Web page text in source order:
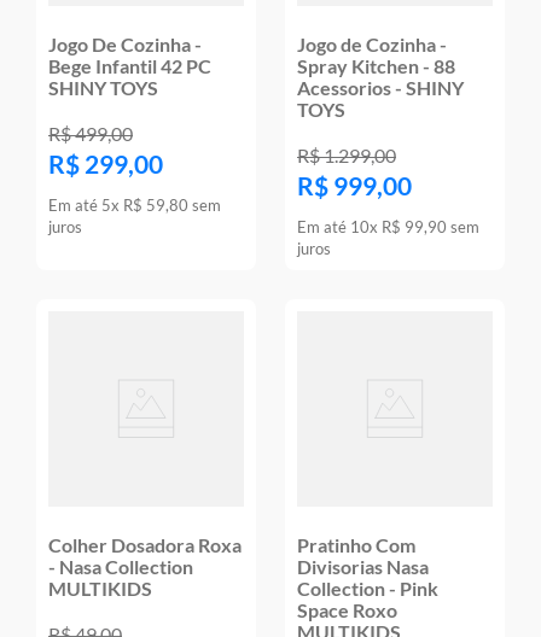
Jogo De Cozinha -
Bege Infantil 42 PC
SHINY TOYS
R$499,00
R$ 299,00
Em até 5x R$ 59,80 sem
juros
Jogo de Cozinha -
Spray Kitchen - 88
Acessorios - SHINY
TOYS
R$1.299,00
R$ 999,00
Em até 10x R$ 99,90 sem
juros
Colher Dosadora Roxa
- Nasa Collection
MULTIKIDS
Pratinho Com
Divisorias Nasa
Collection - Pink
Space Roxo
MULTIKIDS